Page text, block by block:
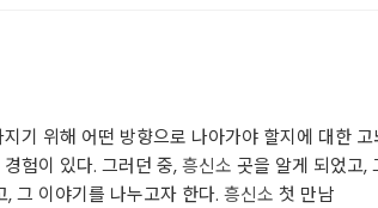
기 위해 어떤 방향으로 나아가야 할지에 대한
험이 있다. 그러던 중,흥신소 곳을 알게 되었고,
그 이야기를 나누고자 한다. 흥신소 첫 만남